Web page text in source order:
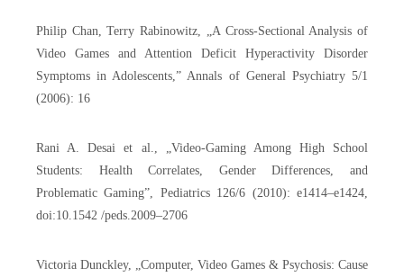
Philip Chan, Terry Rabinowitz, „A Cross-Sectional Analysis of
Video Games and Attention Deficit Hyperactivity Disorder
Symptoms in Adolescents,” Annals of General Psychiatry 5/1
(2006): 16
Rani A. Desai et al., „Video-Gaming Among High School
Students: Health Correlates, Gender Differences, and
Problematic Gaming”, Pediatrics 126/6 (2010): e1414–e1424,
doi:10.1542 /peds.2009–2706
Victoria Dunckley, „Computer, Video Games & Psychosis: Cause